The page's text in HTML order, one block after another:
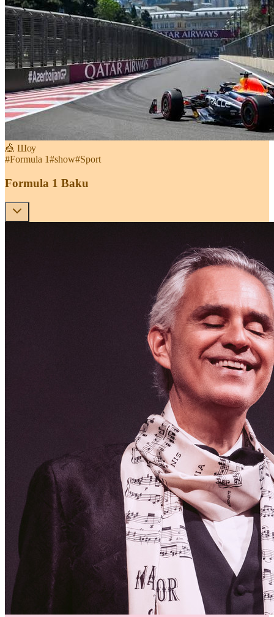
🎪 Шоу
#Formula 1#show#Sport
Formula 1 Baku